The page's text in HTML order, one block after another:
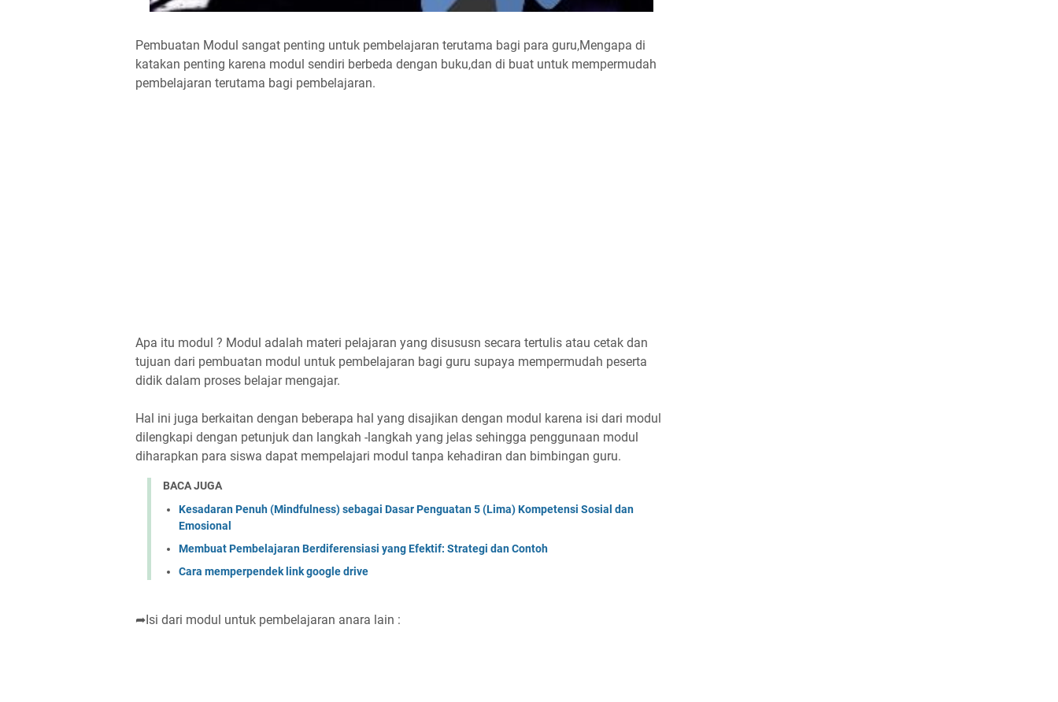
Pembuatan Modul sangat penting untuk pembelajaran terutama bagi para guru,Mengapa di
katakan penting karena modul sendiri berbeda dengan buku,dan di buat untuk mempermudah
pembelajaran terutama bagi pembelajaran.
Apa itu modul ? Modul adalah materi pelajaran yang disususn secara tertulis atau cetak dan
tujuan dari pembuatan modul untuk pembelajaran bagi guru supaya mempermudah peserta
didik dalam proses belajar mengajar.
Hal ini juga berkaitan dengan beberapa hal yang disajikan dengan modul karena isi dari modul
dilengkapi dengan petunjuk dan langkah -langkah yang jelas sehingga penggunaan modul
diharapkan para siswa dapat mempelajari modul tanpa kehadiran dan bimbingan guru.
BACA JUGA
Kesadaran Penuh (Mindfulness) sebagai Dasar Penguatan 5 (Lima) Kompetensi Sosial dan
Emosional
Membuat Pembelajaran Berdiferensiasi yang Efektif: Strategi dan Contoh
Cara memperpendek link google drive
➦Isi dari modul untuk pembelajaran anara lain :